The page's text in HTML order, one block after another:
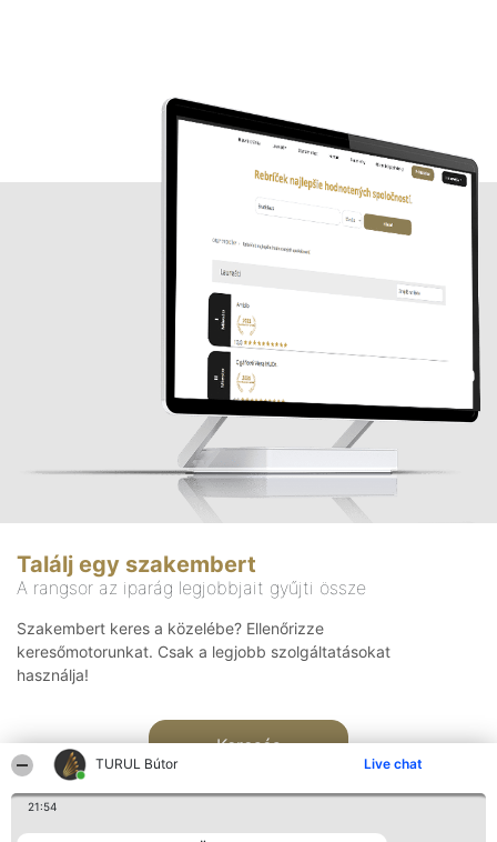
TURUL Bútor Live chat
21:54
Találj egy szakembert
A rangsor az iparág legjobbjait gyűjti össze
Szakembert keres a közelébe? Ellenőrizze
keresőmotorunkat. Csak a legjobb szolgáltatásokat
használja!
Keresés